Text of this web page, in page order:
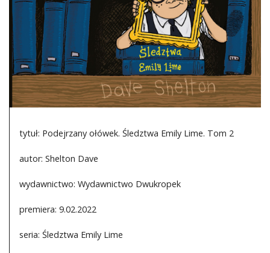
tytuł: Podejrzany ołówek. Śledztwa Emily Lime. Tom 2
autor: Shelton Dave
wydawnictwo: Wydawnictwo Dwukropek
premiera: 9.02.2022
seria: Śledztwa Emily Lime